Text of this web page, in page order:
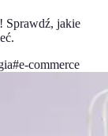
Sprawdź, jakie
#e-commerce